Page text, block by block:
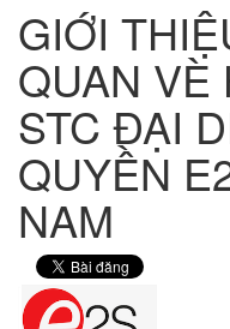
GIỚI
QUAN VÈ
STC ĐẠI
QUYỀN
NAM